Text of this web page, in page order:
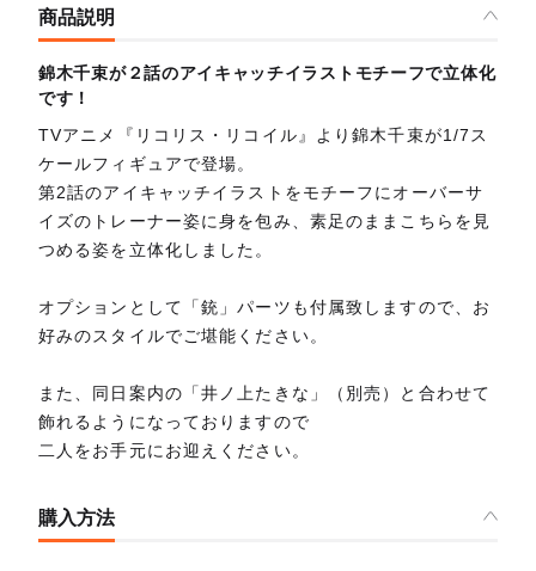
商品説明
錦木千束が２話のアイキャッチイラストモチーフで立体化
です！
TVアニメ『リコリス・リコイル』より錦木千束が1/7ス
ケールフィギュアで登場。
第2話のアイキャッチイラストをモチーフにオーバーサ
イズのトレーナー姿に身を包み、素足のままこちらを見
つめる姿を立体化しました。
オプションとして「銃」パーツも付属致しますので、お
好みのスタイルでご堪能ください。
また、同日案内の「井ノ上たきな」（別売）と合わせて
飾れるようになっておりますので
二人をお手元にお迎えください。
購入方法